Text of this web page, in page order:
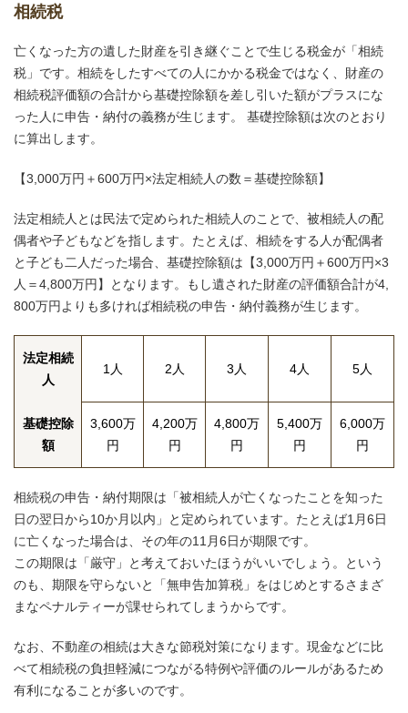
相続税
亡くなった方の遺した財産を引き継ぐことで生じる税金が「相続
税」です。相続をしたすべての人にかかる税金ではなく、財産の
相続税評価額の合計から基礎控除額を差し引いた額がプラスにな
った人に申告・納付の義務が生じます。 基礎控除額は次のとおり
に算出します。
【3,000万円＋600万円×法定相続人の数＝基礎控除額】
法定相続人とは民法で定められた相続人のことで、被相続人の配
偶者や子どもなどを指します。たとえば、相続をする人が配偶者
と子ども二人だった場合、基礎控除額は【3,000万円＋600万円×3
人＝4,800万円】となります。もし遺された財産の評価額合計が4,
800万円よりも多ければ相続税の申告・納付義務が生じます。
法定相続
人
1人 2人 3人 4人 5人
基礎控除
額
3,600万
円
4,200万
円
4,800万
円
5,400万
円
6,000万
円
相続税の申告・納付期限は「被相続人が亡くなったことを知った
日の翌日から10か月以内」と定められています。たとえば1月6日
に亡くなった場合は、その年の11月6日が期限です。
この期限は「厳守」と考えておいたほうがいいでしょう。という
のも、期限を守らないと「無申告加算税」をはじめとするさまざ
まなペナルティーが課せられてしまうからです。
なお、不動産の相続は大きな節税対策になります。現金などに比
べて相続税の負担軽減につながる特例や評価のルールがあるため
有利になることが多いのです。